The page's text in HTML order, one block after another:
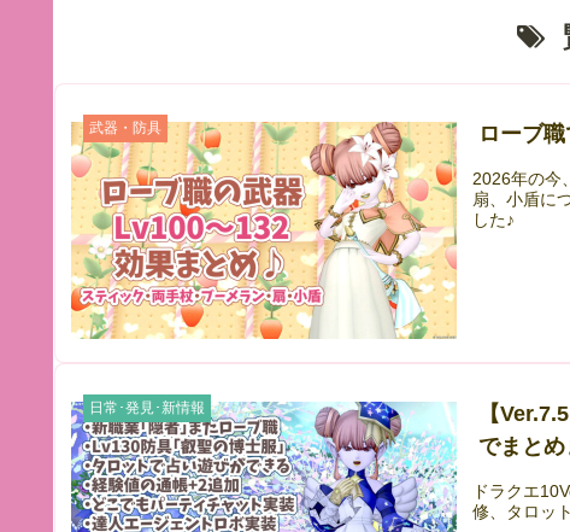
武器・防具 ローブ
2026年の今
扇、小盾に
した♪
日常･発見･新情報
【
でまとめ
ドラクエ
修、タロッ